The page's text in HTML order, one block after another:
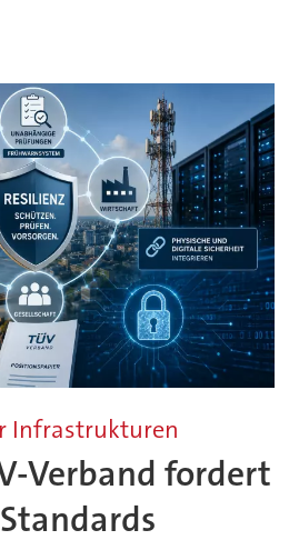
Infrastrukturen
Verband fordert